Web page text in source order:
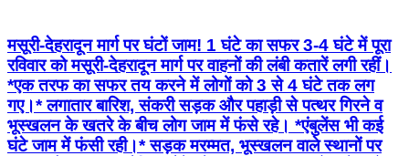
मसूरी-देहरादून मार्ग पर घंटों जाम! 1 घंटे का सफर 3-4 घंटे में पूरा
रविवार को मसूरी-देहरादून मार्ग पर वाहनों की लंबी कतारें लगी रहीं।
*एक तरफ का सफर तय करने में लोगों को 3 से 4 घंटे तक लग
गए।* लगातार बारिश, संकरी सड़क और पहाड़ी से पत्थर गिरने व
भूस्खलन के खतरे के बीच लोग जाम में फंसे रहे। *एंबुलेंस भी कई
घंटे जाम में फंसी रही।* सड़क मरम्मत, भूस्खलन वाले स्थानों पर